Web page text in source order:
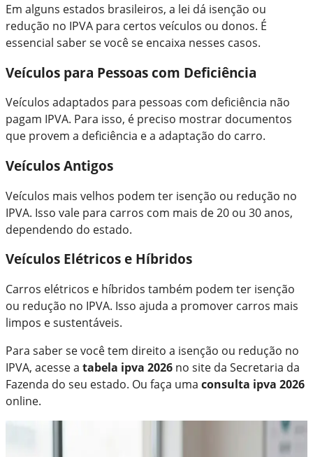
Em alguns estados brasileiros, a lei dá isenção ou
redução no IPVA para certos veículos ou donos. É
essencial saber se você se encaixa nesses casos.
Veículos para Pessoas com Deficiência
Veículos adaptados para pessoas com deficiência não
pagam IPVA. Para isso, é preciso mostrar documentos
que provem a deficiência e a adaptação do carro.
Veículos Antigos
Veículos mais velhos podem ter isenção ou redução no
IPVA. Isso vale para carros com mais de 20 ou 30 anos,
dependendo do estado.
Veículos Elétricos e Híbridos
Carros elétricos e híbridos também podem ter isenção
ou redução no IPVA. Isso ajuda a promover carros mais
limpos e sustentáveis.
Para saber se você tem direito a isenção ou redução no
IPVA, acesse a tabela ipva 2026 no site da Secretaria da
Fazenda do seu estado. Ou faça uma consulta ipva 2026
online.